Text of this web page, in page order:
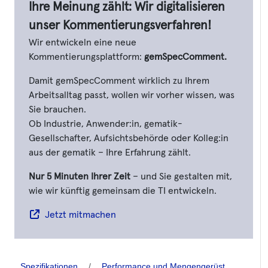
Ihre Meinung zählt: Wir digitalisieren
unser Kommentierungsverfahren!
Wir entwickeln eine neue
Kommentierungsplattform: gemSpecComment.
Damit gemSpecComment wirklich zu Ihrem
Arbeitsalltag passt, wollen wir vorher wissen, was
Sie brauchen.
Ob Industrie, Anwender:in, gematik-
Gesellschafter, Aufsichtsbehörde oder Kolleg:in
aus der gematik – Ihre Erfahrung zählt.
Nur 5 Minuten Ihrer Zeit – und Sie gestalten mit,
wie wir künftig gemeinsam die TI entwickeln.
Jetzt mitmachen
Spezifikationen
Performance und Mengengerüst